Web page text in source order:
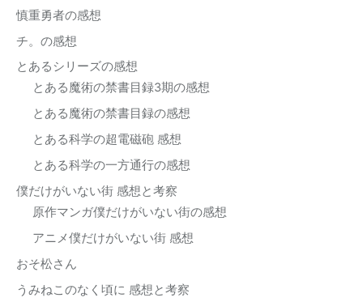
慎重勇者の感想
チ。の感想
とあるシリーズの感想
とある魔術の禁書目録3期の感想
とある魔術の禁書目録の感想
とある科学の超電磁砲 感想
とある科学の一方通行の感想
僕だけがいない街 感想と考察
原作マンガ僕だけがいない街の感想
アニメ僕だけがいない街 感想
おそ松さん
うみねこのなく頃に 感想と考察